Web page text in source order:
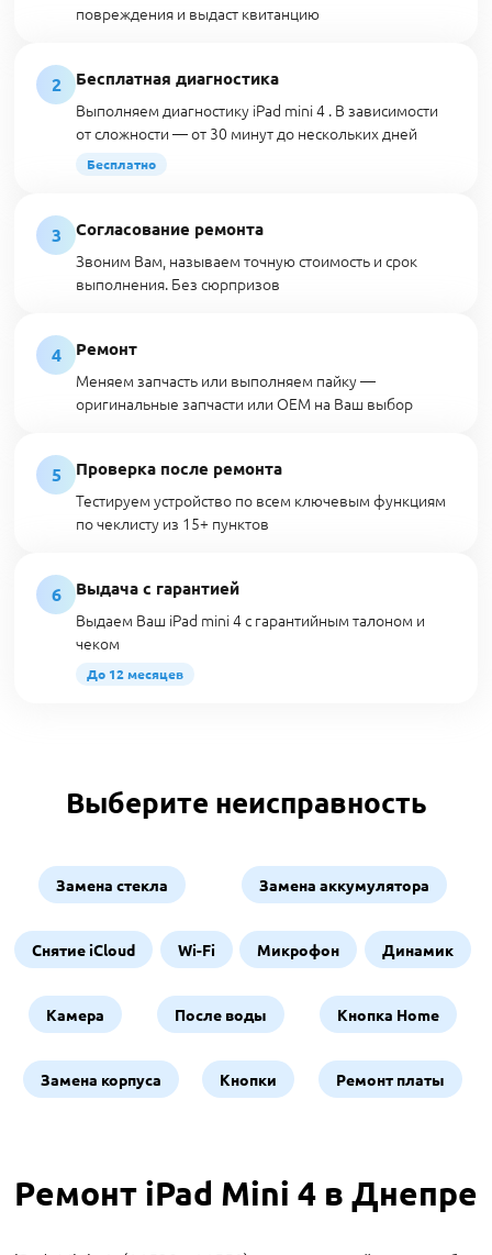
повреждения и выдаст квитанцию
2
Бесплатная диагностика
Выполняем диагностику iPad mini 4 . В зависимости
от сложности — от 30 минут до нескольких дней
Бесплатно
3
Согласование ремонта
Звоним Вам, называем точную стоимость и срок
выполнения. Без сюрпризов
4
Ремонт
Меняем запчасть или выполняем пайку —
оригинальные запчасти или OEM на Ваш выбор
5
Проверка после ремонта
Тестируем устройство по всем ключевым функциям
по чеклисту из 15+ пунктов
6
Выдача с гарантией
Выдаем Ваш iPad mini 4 с гарантийным талоном и
чеком
До 12 месяцев
Выберите неисправность
Замена стекла Замена аккумулятора
Снятие iCloud Wi-Fi Микрофон Динамик
Камера После воды Кнопка Home
Замена корпуса Кнопки Ремонт платы
Ремонт iPad Mini 4 в Днепре